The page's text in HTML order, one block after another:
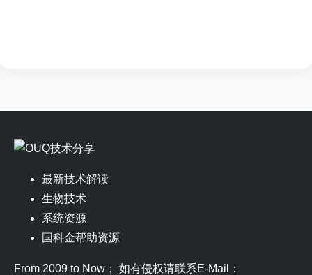
最新技术解读
生物技术
系统资源
国科金帮助资源
From 2009 to Now； 如有侵权请联系E-Mail：